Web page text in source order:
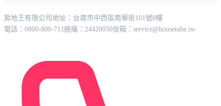
房地王有限公司 地址：台南市中西區南華街101號8樓
電話：0800-800-711統編：24420050信箱： service@housetube.tw